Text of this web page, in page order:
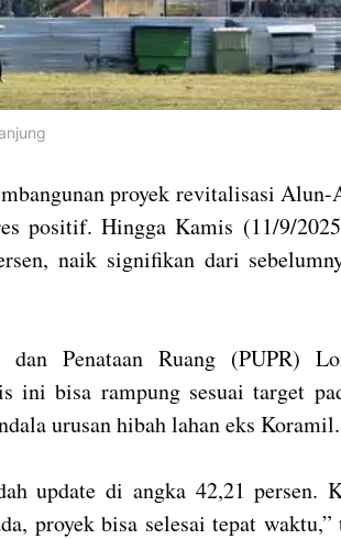
proyek revitalisasi
positif. Hingga Kamis (11/9/
naik signifikan dari
dan Penataan Ruang (PUPR)
ini bisa rampung sesuai target
urusan hibah lahan eks Koramil.
update di angka 42,21 persen.
proyek bisa selesai tepat waktu,”